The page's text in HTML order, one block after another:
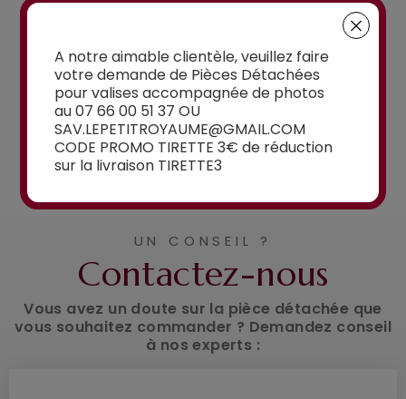
15,00€
15,00€
Voir la sélection
UN CONSEIL ?
Contactez-nous
Vous avez un doute sur la pièce détachée que
vous souhaitez commander ? Demandez conseil
à nos experts :
A notre aimable clientèle, veuillez faire
votre demande de Pièces Détachées
pour valises accompagnée de photos
au 07 66 00 51 37 OU
SAV.LEPETITROYAUME@GMAIL.COM
CODE PROMO TIRETTE 3€ de réduction
sur la livraison TIRETTE3